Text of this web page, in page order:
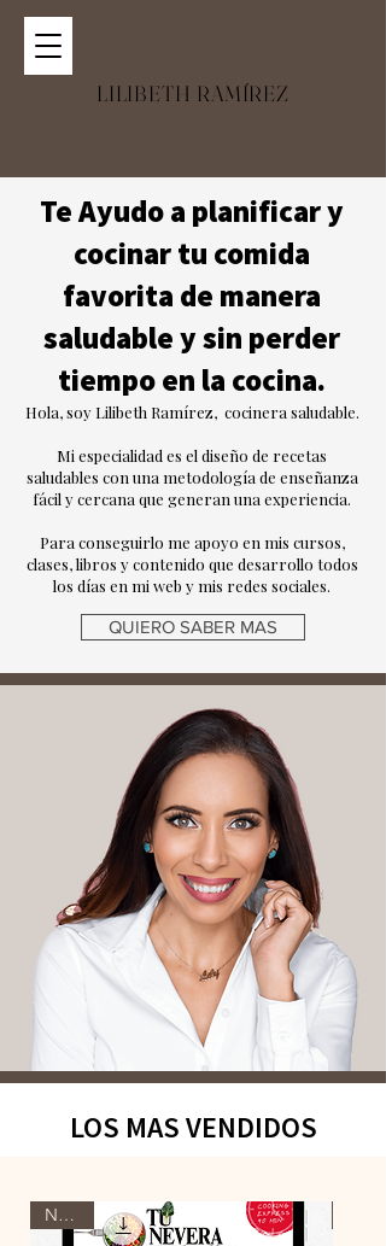
LILIBETH RAMÍREZ
Te Ayudo a planificar y
cocinar tu comida
favorita de manera
saludable y sin perder
tiempo en la cocina.
Hola, soy Lilibeth Ramírez, cocinera saludable.
Mi especialidad es el diseño de recetas
saludables con una metodología de enseñanza
fácil y cercana que generan una experiencia.
Para conseguirlo me apoyo en mis cursos,
clases, libros y contenido que desarrollo todos
los días en mi web y mis redes sociales.
QUIERO SABER MAS
LOS MAS VENDIDOS
Nuevo